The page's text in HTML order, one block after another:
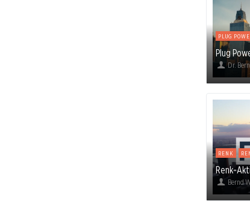
PLUG
Plug
Dr.
RENK
Renk-
Bernd